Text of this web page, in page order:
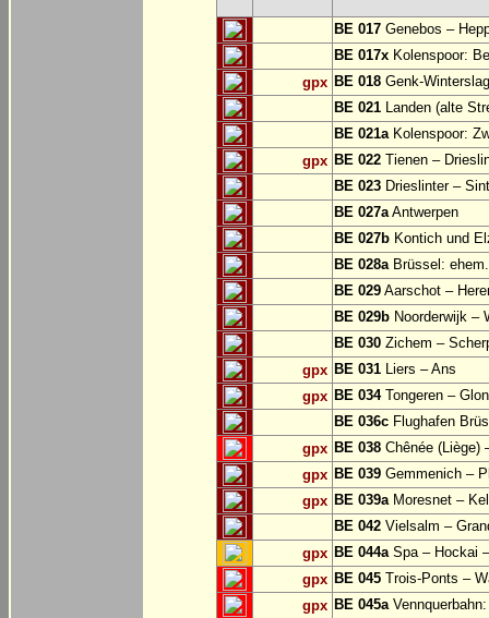
BE 017 Genebos –
BE 017x Kolenspoor:
gpx BE 018 Genk-
BE 021 Landen (alte
BE 021aKolenspoor:
gpx BE 022 Tienen –
BE 023 Drieslinter –
BE 027aAntwerpen
BE 027b Kontich und
BE 028aBrüssel:
BE 029 Aarschot –
BE 029b Noorderwijk –
BE 030 Zichem –
gpx BE 031 Liers – Ans
gpx BE 034Tongeren –
BE 036c Flughafen
gpx BE 038 Chênée (Liège)
gpx BE 039 Gemmenich –
gpx BE 039aMoresnet –
BE 042 Vielsalm –
gpx BE 044aSpa – Hockai
gpx BE 045 Trois-Ponts –
gpx BE 045a